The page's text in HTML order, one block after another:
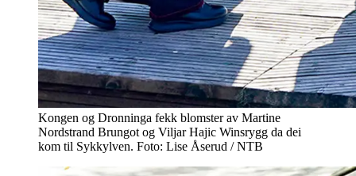
Kongen og Dronninga fekk blomster av Martine
Nordstrand Brungot og Viljar Hajic Winsrygg da dei
kom til Sykkylven. Foto: Lise Åserud / NTB